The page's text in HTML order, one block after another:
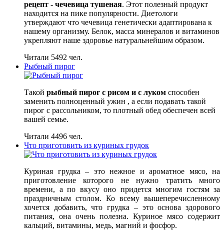
рецепт - чечевица тушеная. Этот полезный продукт
находится на пике популярности. Диетологи
утверждают что чечевица генетически адаптирована к
нашему организму. Белок, масса минералов и витаминов
укрепляют наше здоровье натуральнейшим образом.
Читали 5492 чел.
Рыбный пирог
Такой рыбный пирог с рисом и с луком способен
заменить полноценный ужин , а если подавать такой
пирог с рассольником, то плотный обед обеспечен всей
вашей семье.
Читали 4496 чел.
Что приготовить из куриных грудок
Куриная грудка – это нежное и ароматное мясо, на
приготовление которого не нужно тратить много
времени, а по вкусу оно придется многим гостям за
праздничным столом. Ко всему вышеперечисленному
хочется добавить, что грудка – это основа здорового
питания, она очень полезна. Куриное мясо содержит
кальций, витамины, медь, магний и фосфор.